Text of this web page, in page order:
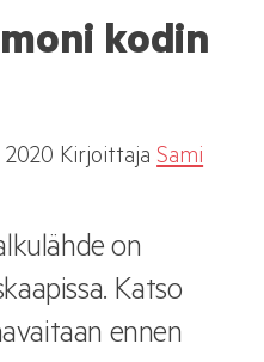
kodin
2020 Kirjoittaja Sami
on
Katso
ennen